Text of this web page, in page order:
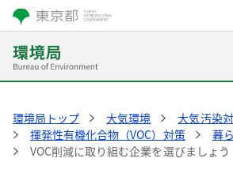
環境局トップ 大気環境
大気汚染
揮発性有機化合物（VOC）対策
暮
VOC削減に取り組む企業を選びましょう